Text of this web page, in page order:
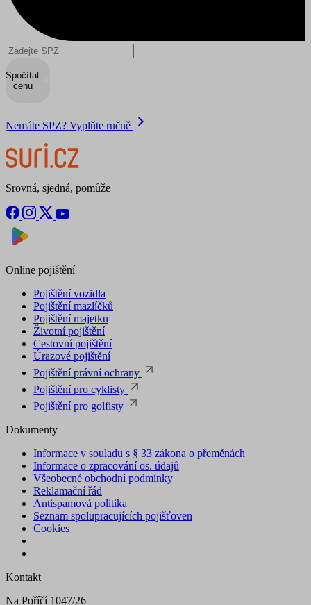
Spočítat
cenu
Nemáte SPZ? Vyplňte ručně
Srovná, sjedná, pomůže
Online pojištění
Pojištění vozidla
Pojištění mazlíčků
Pojištění majetku
Životní pojištění
Cestovní pojištění
Úrazové pojištění
Pojištění právní ochrany
Pojištění pro cyklisty
Pojištění pro golfisty
Dokumenty
Informace v souladu s § 33 zákona o přeměnách
Informace o zpracování os. údajů
Všeobecné obchodní podmínky
Reklamační řád
Antispamová politika
Seznam spolupracujících pojišťoven
Cookies
Kontakt
Na Poříčí 1047/26